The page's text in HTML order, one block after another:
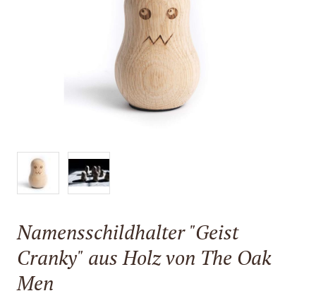
Handmade & Nachhaltig
Sommer, Sonne und......!
Namensschildhalter "Geist
Cranky" aus Holz von The Oak
Men